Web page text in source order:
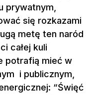
prywatnym,
się rozkazami
metę ten naród
całej kuli
potrafią mieć w
i publicznym,
“Święć